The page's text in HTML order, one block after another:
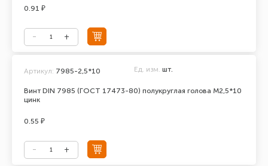
0.91 ₽
Винт DIN 7985 (ГОСТ 17473-80) полукруглая голова М2,5*10
цинк
Артикул: 7985-2,5*10 Ед. изм. шт.
0.55 ₽